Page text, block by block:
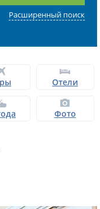
Расширенный поиск
Отели
Фото